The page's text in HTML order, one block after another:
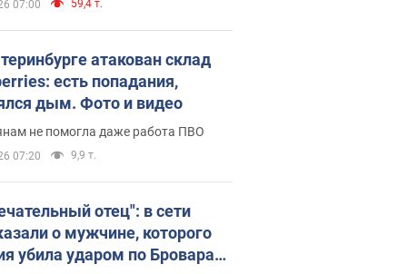
07:00 59,4 т.
атакован склад
есть попадания,
дым. Фото и видео
не помогла даже работа ПВО
07:20 9,9 т.
отец": в сети
о мужчине, которого
убила ударом по Броварам.